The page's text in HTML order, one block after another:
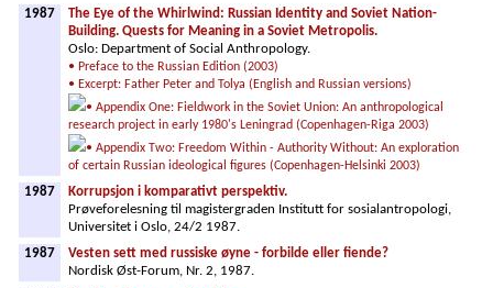
1987
The Eye of the Whirlwind: Russian Identity and Soviet Nation-
Building. Quests for Meaning in a Soviet Metropolis.
Oslo: Department of Social Anthropology.
• Preface to the Russian Edition (2003)
• Excerpt: Father Peter and Tolya (English and Russian versions)
• Appendix One: Fieldwork in the Soviet Union: An anthropological
research project in early 1980's Leningrad (Copenhagen-Riga 2003)
• Appendix Two: Freedom Within - Authority Without: An exploration
of certain Russian ideological figures (Copenhagen-Helsinki 2003)
1987
Korrupsjon i komparativt perspektiv.
Prøveforelesning til magistergraden Institutt for sosialantropologi,
Universitet i Oslo, 24/2 1987.
1987
Vesten sett med russiske øyne - forbilde eller fiende?
Nordisk Øst-Forum, Nr. 2, 1987.